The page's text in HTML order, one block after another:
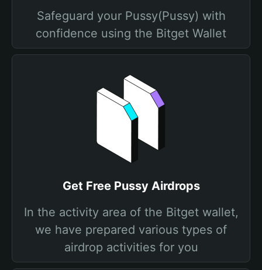
Safeguard your Pussy(Pussy) with
confidence using the Bitget Wallet
Get Free Pussy Airdrops
In the activity area of the Bitget wallet,
we have prepared various types of
airdrop activities for you